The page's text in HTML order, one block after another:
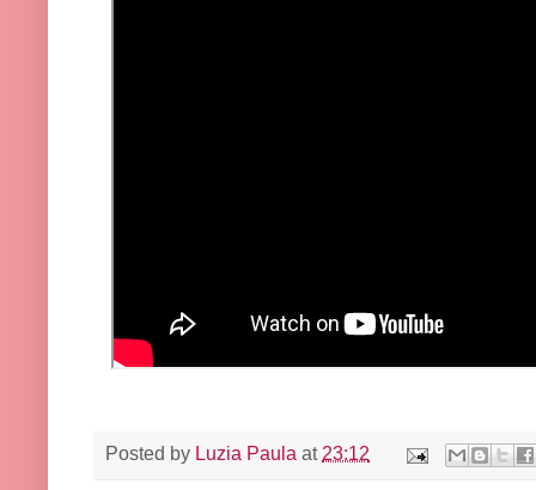
Posted by Luzia Paula at 23:12